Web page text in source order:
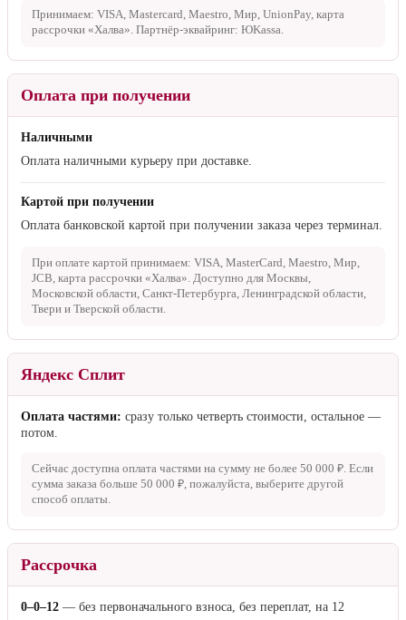
Принимаем: VISA, Mastercard, Maestro, Мир, UnionPay, карта
рассрочки «Халва». Партнёр-эквайринг: ЮKassa.
Оплата при получении
Наличными
Оплата наличными курьеру при доставке.
Картой при получении
Оплата банковской картой при получении заказа через терминал.
При оплате картой принимаем: VISA, MasterCard, Maestro, Мир,
JCB, карта рассрочки «Халва». Доступно для Москвы,
Московской области, Санкт-Петербурга, Ленинградской области,
Твери и Тверской области.
Яндекс Сплит
Оплата частями: сразу только четверть стоимости, остальное —
потом.
Сейчас доступна оплата частями на сумму не более 50 000 ₽. Если
сумма заказа больше 50 000 ₽, пожалуйста, выберите другой
способ оплаты.
Рассрочка
0–0–12 — без первоначального взноса, без переплат, на 12